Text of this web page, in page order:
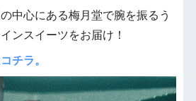
中心にある梅月堂で腕を振るう
ンスイーツをお届け！
チラ。